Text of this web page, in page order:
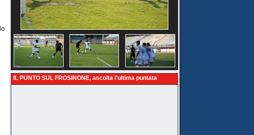
IL PUNTO SUL FROSINONE, ascolta l'ultima puntata